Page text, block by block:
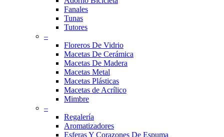
Fanales
Tunas
Tutores
–
Floreros De Vidrio
Macetas De Cerámica
Macetas De Madera
Macetas Metal
Macetas Plásticas
Macetas de Acrílico
Mimbre
–
Regalería
Aromatizadores
Esferas Y Corazones De Espuma